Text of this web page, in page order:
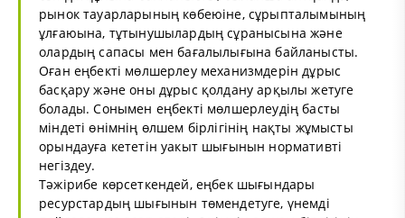
рынок тауарларының көбеюіне, сұрыпталымының
ұлғаюына, тұтынушылардың сұранысына және
олардың сапасы мен бағалылығына байланысты.
Оған еңбекті мөлшерлеу механизмдерін дұрыс
басқару және оны дұрыс қолдану арқылы жетуге
болады. Сонымен еңбекті мөлшерлеудің басты
міндеті өнімнің өлшем бірлігінің нақты жұмысты
орындауға кететін уакыт шығынын нормативті
негіздеу.
Тәжірибе көрсеткендей, еңбек шығындары
ресурстардың шығынын төмендетуге, үнемді